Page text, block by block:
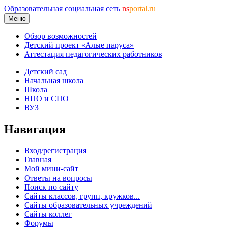
Образовательная социальная сеть nsportal.ru
Меню
Обзор возможностей
Детский проект «Алые паруса»
Аттестация педагогических работников
Детский сад
Начальная школа
Школа
НПО и СПО
ВУЗ
Навигация
Вход/регистрация
Главная
Мой мини-сайт
Ответы на вопросы
Поиск по сайту
Сайты классов, групп, кружков...
Сайты образовательных учреждений
Сайты коллег
Форумы